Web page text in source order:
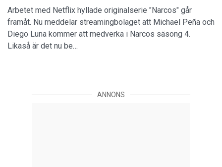
Arbetet med Netflix hyllade originalserie "Narcos" går
framåt. Nu meddelar streamingbolaget att Michael Peña och
Diego Luna kommer att medverka i Narcos säsong 4.
Likaså är det nu be…
ANNONS